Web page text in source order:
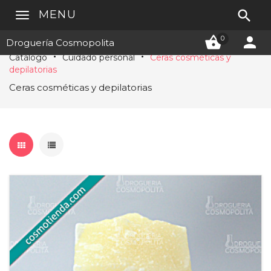
Droguería Cosmopolita 0 
MENU 
Catálogo Cuidado personal
Ceras cosméticas y
depilatorias
Ceras cosméticas y depilatorias